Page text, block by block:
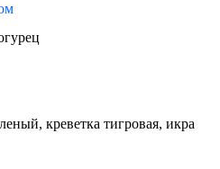
креветка тигровая, икра